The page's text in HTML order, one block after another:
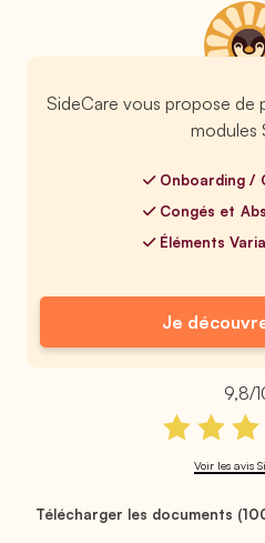
SideCare vous propose de
modules
Onboarding /
Congés et
Éléments
Je
9,8/
Voir les avis
Télécharger les documents